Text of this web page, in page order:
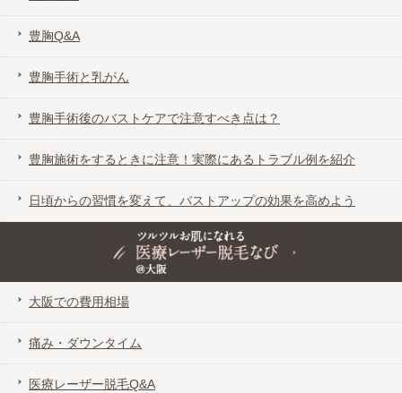
豊胸Q&A
豊胸手術と乳がん
豊胸手術後のバストケアで注意すべき点は？
豊胸施術をするときに注意！実際にあるトラブル例を紹介
日頃からの習慣を変えて、バストアップの効果を高めよう
ツルツルお肌になれる医療レーザー脱毛なび＠大阪
大阪での費用相場
痛み・ダウンタイム
医療レーザー脱毛Q&A